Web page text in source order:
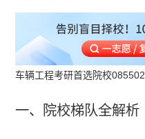
车辆工程考研首选院校085502
一、院校梯队全解析